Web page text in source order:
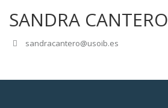
SANDRA CANTERO
sandracantero@usoib.es